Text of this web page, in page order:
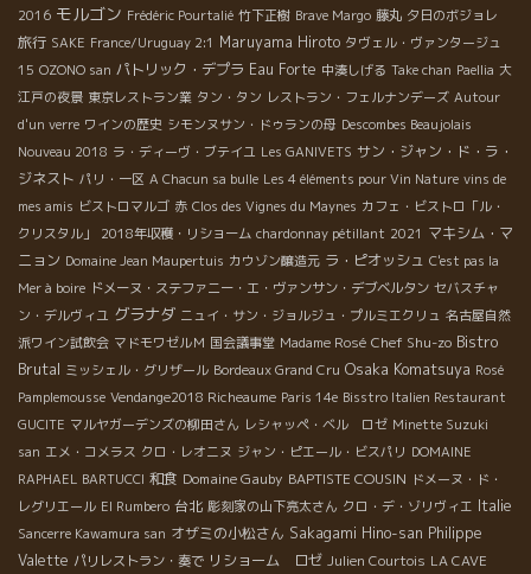
2016 モルゴン Frédéric Pourtalié 竹下正樹 Brave Margo 藤丸 夕日のボジョレ
旅行 SAKE France/Uruguay 2:1 Maruyama Hiroto タヴェル・ヴァンタージュ
15 OZONO san パトリック・デプラ Eau Forte 中湊しげる Take chan Paellia 大
江戸の夜景 東京レストラン業 タン・タン レストラン・フェルナンデーズ Autour
d'un verre ワインの歴史 シモンヌサン・ドゥランの母 Descombes Beaujolais
Nouveau 2018 ラ・ディーヴ・ブテイユ Les GANIVETS サン・ジャン・ド・ラ・
ジネスト パリ・一区 A Chacun sa bulle Les 4 éléments pour Vin Nature vins de
mes amis ビストロマルゴ 赤 Clos des Vignes du Maynes カフェ・ビストロ「ル・
クリスタル」
2018年収穫・リショーム chardonnay pétillant 2021 マキシム・マ
ニョン Domaine Jean Maupertuis カウゾン醸造元 ラ・ピオッシュ C'est pas la
Mer à boire ドメーヌ・ステファニー・エ・ヴァンサン・デブベルタン セバスチャ
ン・デルヴィユ グラナダ ニュイ・サン・ジョルジュ・プルミエクリュ 名古屋自然
派ワイン試飲会 マドモワゼルＭ 国会議事堂 Madame Rosé Chef Shu-zo Bistro
Brutal ミッシェル・グリザール Bordeaux Grand Cru Osaka Komatsuya Rosé
Pamplemousse Vendange2018 Richeaume Paris 14e Bisstro Italien Restaurant
GUCITE マルヤガーデンズの柳田さん レシャッペ・ベル ロゼ Minette Suzuki
san エメ・コメラス クロ・レオニヌ ジャン・ピエール・ビスパリ DOMAINE
RAPHAEL BARTUCCI 和食 Domaine Gauby BAPTISTE COUSIN ドメーヌ・ド・
レグリエール El Rumbero 台北 彫刻家の山下亮太さん クロ・デ・ゾリヴィエ Italie
Sancerre Kawamura san オザミの小松さん Sakagami Hino-san Philippe
Valette パリレストラン・奏で リショーム ロゼ Julien Courtois LA CAVE